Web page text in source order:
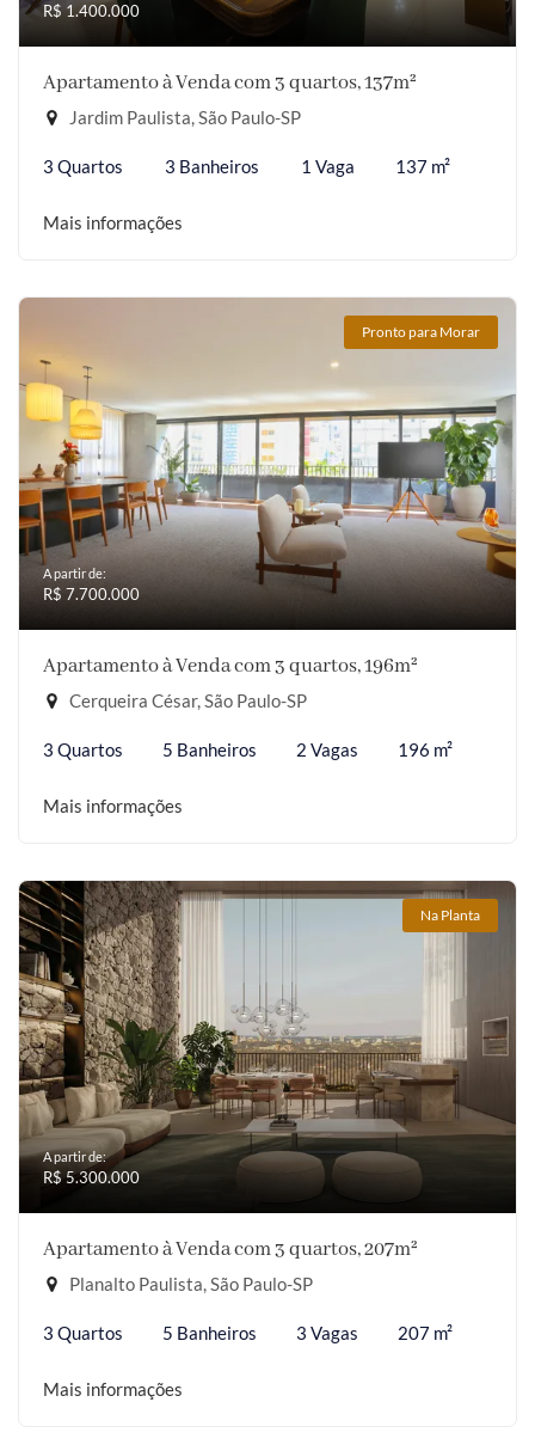
R$ 1.400.000
Apartamento à Venda com 3 quartos, 137m²
Jardim Paulista, São Paulo-SP
3 Quartos 3 Banheiros 1 Vaga 137 m²
Mais informações
Pronto para Morar
A partir de:
R$ 7.700.000
Apartamento à Venda com 3 quartos, 196m²
Cerqueira César, São Paulo-SP
3 Quartos 5 Banheiros 2 Vagas 196 m²
Mais informações
Na Planta
A partir de:
R$ 5.300.000
Apartamento à Venda com 3 quartos, 207m²
Planalto Paulista, São Paulo-SP
3 Quartos 5 Banheiros 3 Vagas 207 m²
Mais informações